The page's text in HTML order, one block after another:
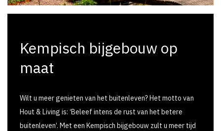
Kempisch bijgebouw op
maat
Wilt u meer genieten van het buitenleven? Het motto van
Hout & Living is: ‘Beleef intens de rust van het betere
buitenleven’. Met een Kempisch bijgebouw zult u meer tijd